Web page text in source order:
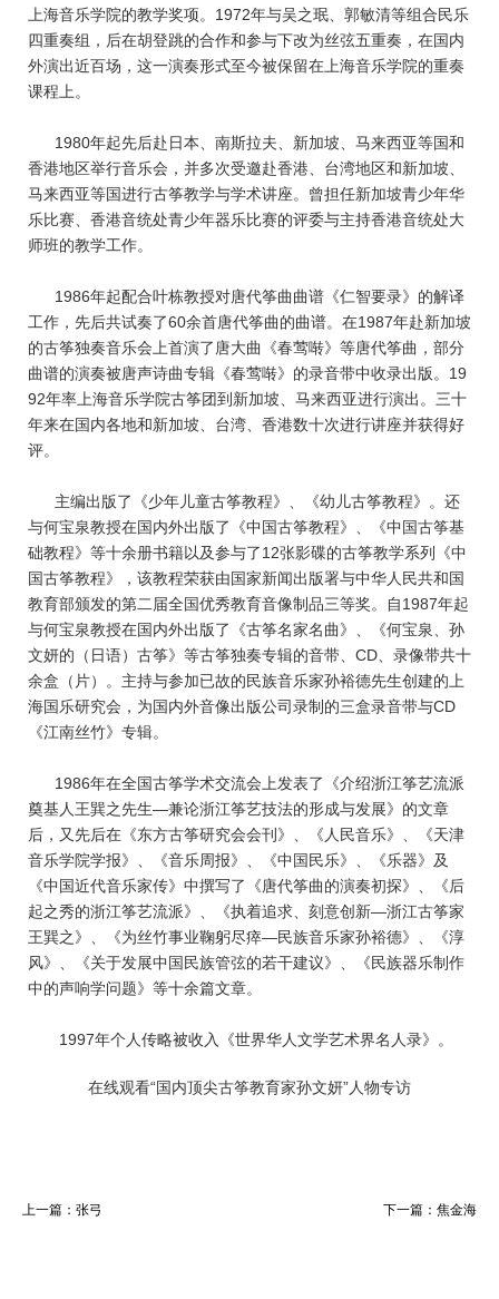
上海音乐学院的教学奖项。1972年与吴之珉、郭敏清等组合民乐
四重奏组，后在胡登跳的合作和参与下改为丝弦五重奏，在国内
外演出近百场，这一演奏形式至今被保留在上海音乐学院的重奏
课程上。
1980年起先后赴日本、南斯拉夫、新加坡、马来西亚等国和
香港地区举行音乐会，并多次受邀赴香港、台湾地区和新加坡、
马来西亚等国进行古筝教学与学术讲座。曾担任新加坡青少年华
乐比赛、香港音统处青少年器乐比赛的评委与主持香港音统处大
师班的教学工作。
1986年起配合叶栋教授对唐代筝曲曲谱《仁智要录》的解译
工作，先后共试奏了60余首唐代筝曲的曲谱。在1987年赴新加坡
的古筝独奏音乐会上首演了唐大曲《春莺啭》等唐代筝曲，部分
曲谱的演奏被唐声诗曲专辑《春莺啭》的录音带中收录出版。19
92年率上海音乐学院古筝团到新加坡、马来西亚进行演出。三十
年来在国内各地和新加坡、台湾、香港数十次进行讲座并获得好
评。
主编出版了《少年儿童古筝教程》、《幼儿古筝教程》。还
与何宝泉教授在国内外出版了《中国古筝教程》、《中国古筝基
础教程》等十余册书籍以及参与了12张影碟的古筝教学系列《中
国古筝教程》，该教程荣获由国家新闻出版署与中华人民共和国
教育部颁发的第二届全国优秀教育音像制品三等奖。自1987年起
与何宝泉教授在国内外出版了《古筝名家名曲》、《何宝泉、孙
文妍的（日语）古筝》等古筝独奏专辑的音带、CD、录像带共十
余盒（片）。主持与参加已故的民族音乐家孙裕德先生创建的上
海国乐研究会，为国内外音像出版公司录制的三盒录音带与CD
《江南丝竹》专辑。
1986年在全国古筝学术交流会上发表了《介绍浙江筝艺流派
奠基人王巽之先生—兼论浙江筝艺技法的形成与发展》的文章
后，又先后在《东方古筝研究会会刊》、《人民音乐》、《天津
音乐学院学报》、《音乐周报》、《中国民乐》、《乐器》及
《中国近代音乐家传》中撰写了《唐代筝曲的演奏初探》、《后
起之秀的浙江筝艺流派》、《执着追求、刻意创新—浙江古筝家
王巽之》、《为丝竹事业鞠躬尽瘁—民族音乐家孙裕德》、《淳
风》、《关于发展中国民族管弦的若干建议》、《民族器乐制作
中的声响学问题》等十余篇文章。
1997年个人传略被收入《世界华人文学艺术界名人录》。
在线观看“国内顶尖古筝教育家孙文妍”人物专访
上一篇： 张弓 下一篇： 焦金海